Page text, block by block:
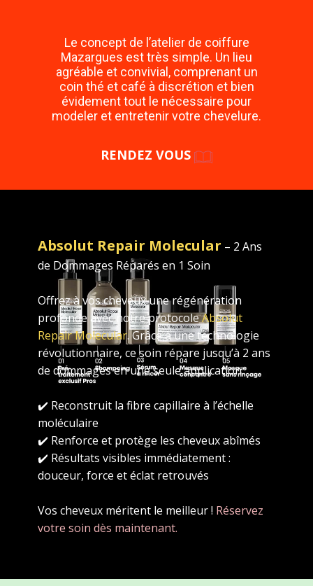
Le concept de l’atelier de coiffure
Mazargues est très simple. Un lieu
agréable et convivial, comprenant un
coin thé et café à discrétion et bien
évidement tout le nécessaire pour
modeler et entretenir votre chevelure.
RENDEZ VOUS
Absolut Repair Molecular – 2 Ans
de Dommages Réparés en 1 Soin
Offrez à vos cheveux une régénération
profonde avec notre protocoleAbsolut
Repair Molecular. Grâce à une technologie
révolutionnaire, ce soin répare jusqu’à 2 ans
de dommages en une seule application.
✔️ Reconstruit la fibre capillaire à l’échelle
moléculaire
✔️ Renforce et protège les cheveux abîmés
✔️ Résultats visibles immédiatement :
douceur, force et éclat retrouvés
Vos cheveux méritent le meilleur ! Réservez
votre soin dès maintenant.